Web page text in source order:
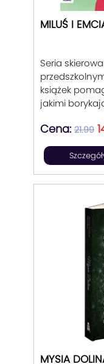
MILUŚ I
Seria
książek
jakimi
raz pierwszy
odczuwają
charakter
empatyczne
stron
porażkami.
wartości
dążeń,
zespołowej,
mówienie o
umiejętności
budowania
rówieśnikami.
Cena: 21.99
MYSIA